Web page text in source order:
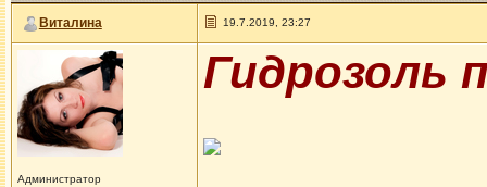
Виталина 19.7.2019, 23:27
Администратор
Гидрозоль